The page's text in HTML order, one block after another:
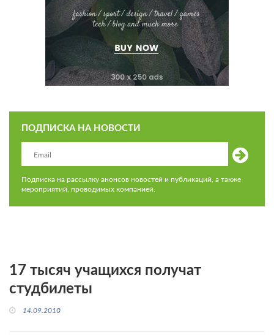
ПОДПИСКА НА НОВОСТИ
Подписка на рассылку анонсов новостей и публикаций, а также
мероприятий, проводимых компанией.
17 тысяч учащихся получат
студбилеты
14.09.2010